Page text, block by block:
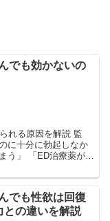
でも効かないの
れる原因を解説 監
でも性欲は回復
との違いを解説